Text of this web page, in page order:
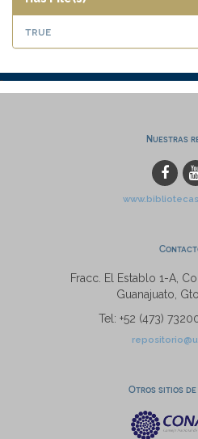
true
Nuestras
Fracc. El Establo 1-A,
Guanajuato,
Tel: +52 (473)
Otros sitios de